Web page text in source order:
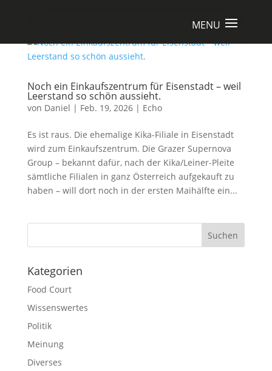
Noch ein Einkaufszentrum für Eisenstadt – weil
Leerstand so schön aussieht.
von Daniel | Feb. 19, 2026| Echo
Es ist raus. Die ehemalige Kika-Filiale in Eisenstadt
wird zum Einkaufszentrum. Die Grazer Supernova
Group – bekannt dafür, nach der Kika/Leiner-Pleite
sämtliche Filialen in ganz Österreich aufgekauft zu
haben – will dort noch in der ersten Maihälfte ein...
Suchen
Kategorien
Food Court
Wissenswertes
Politik
Meinung
Diverses